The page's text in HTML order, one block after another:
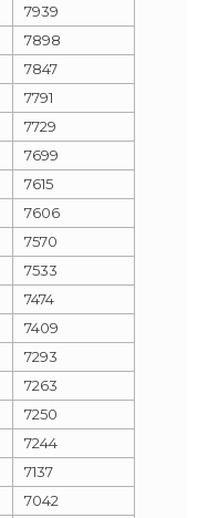
7939
7898
7847
7791
7729
7699
7615
7606
7570
7533
7474
7409
7293
7263
7250
7244
7137
7042